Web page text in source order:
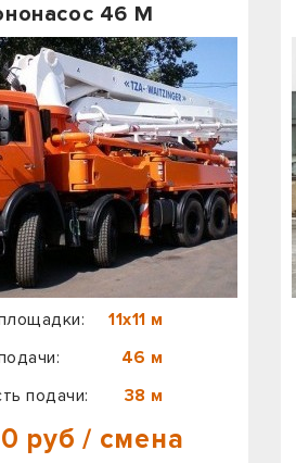
46 М
11х11 м
46 м
подачи:
38 м
руб / смена